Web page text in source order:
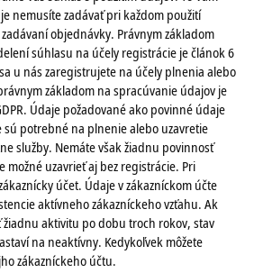
nemusíte zadávať pri každom použití
objednávky. Právnym základom
súhlasu na účely registrácie je článok 6
u nás zaregistrujete na účely plnenia alebo
základom na spracúvanie údajov je
Údaje požadované ako povinné údaje
sú potrebné na plnenie alebo uzavretie
služby. Nemáte však žiadnu povinnosť
možné uzavrieť aj bez registrácie. Pri
účet. Údaje v zákazníckom účte
aktívneho zákazníckeho vzťahu. Ak
aktivitu po dobu troch rokov, stav
na neaktívny. Kedykoľvek môžete
zákazníckeho účtu.